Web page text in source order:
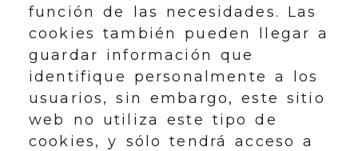
función de las necesidades. Las
cookies también pueden llegar a
guardar información que
identifique personalmente a los
usuarios, sin embargo, este sitio
web no utiliza este tipo de
cookies, y sólo tendrá acceso a